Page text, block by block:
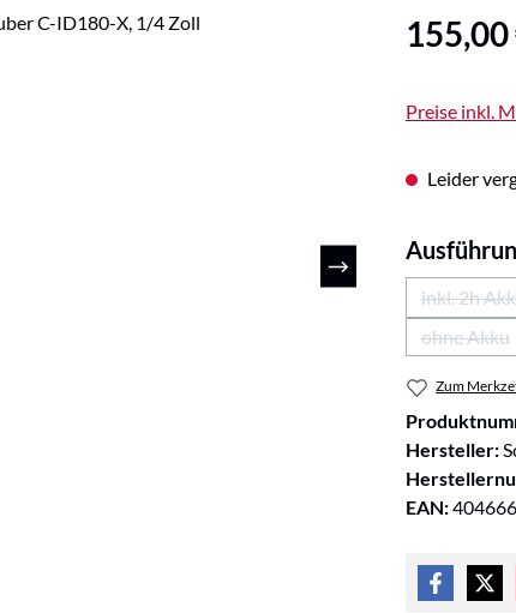
Regulärer
155,00
Preise inkl.
Leider
inkl. 2h
ohne Akku
(Diese
Zum
Hersteller:
EAN: